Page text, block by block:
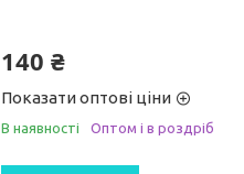
140 ₴
Показати оптові ціни
В наявності Оптом і в роздріб